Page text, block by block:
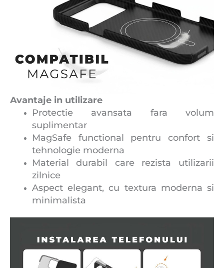
Avantaje in utilizare
Protectie avansata fara volum
suplimentar
MagSafe functional pentru confort si
tehnologie moderna
Material durabil care rezista utilizarii
zilnice
Aspect elegant, cu textura moderna si
minimalista